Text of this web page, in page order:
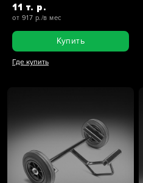
11 т. р.
от 917 р./в мес
Купить
Где купить